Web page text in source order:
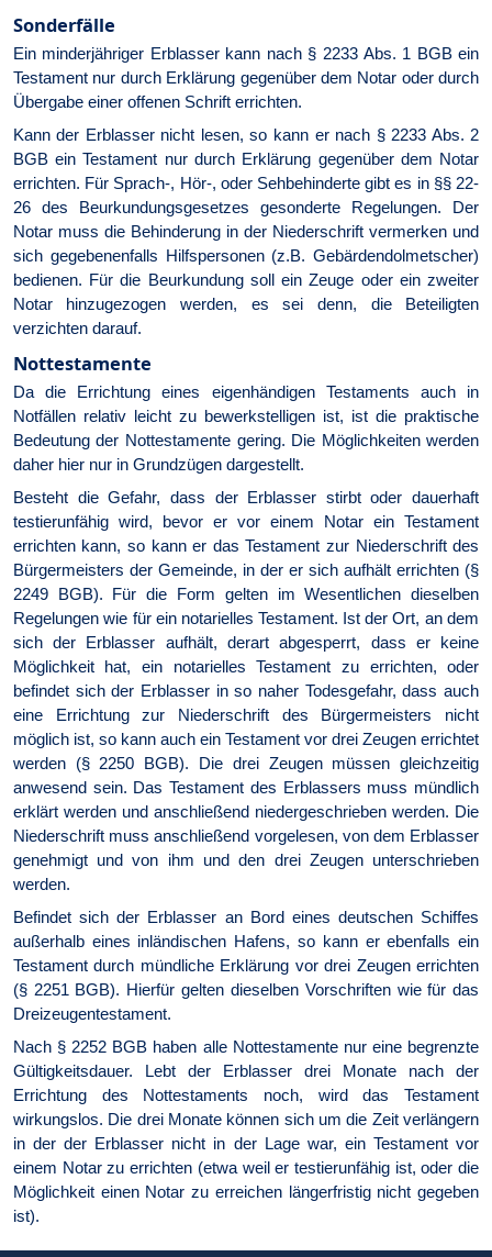
Sonderfälle
Ein minderjähriger Erblasser kann nach § 2233 Abs. 1 BGB ein
Testament nur durch Erklärung gegenüber dem Notar oder durch
Übergabe einer offenen Schrift errichten.
Kann der Erblasser nicht lesen, so kann er nach § 2233 Abs. 2
BGB ein Testament nur durch Erklärung gegenüber dem Notar
errichten. Für Sprach-, Hör-, oder Sehbehinderte gibt es in §§ 22-
26 des Beurkundungsgesetzes gesonderte Regelungen. Der
Notar muss die Behinderung in der Niederschrift vermerken und
sich gegebenenfalls Hilfspersonen (z.B. Gebärdendolmetscher)
bedienen. Für die Beurkundung soll ein Zeuge oder ein zweiter
Notar hinzugezogen werden, es sei denn, die Beteiligten
verzichten darauf.
Nottestamente
Da die Errichtung eines eigenhändigen Testaments auch in
Notfällen relativ leicht zu bewerkstelligen ist, ist die praktische
Bedeutung der Nottestamente gering. Die Möglichkeiten werden
daher hier nur in Grundzügen dargestellt.
Besteht die Gefahr, dass der Erblasser stirbt oder dauerhaft
testierunfähig wird, bevor er vor einem Notar ein Testament
errichten kann, so kann er das Testament zur Niederschrift des
Bürgermeisters der Gemeinde, in der er sich aufhält errichten (§
2249 BGB). Für die Form gelten im Wesentlichen dieselben
Regelungen wie für ein notarielles Testament. Ist der Ort, an dem
sich der Erblasser aufhält, derart abgesperrt, dass er keine
Möglichkeit hat, ein notarielles Testament zu errichten, oder
befindet sich der Erblasser in so naher Todesgefahr, dass auch
eine Errichtung zur Niederschrift des Bürgermeisters nicht
möglich ist, so kann auch ein Testament vor drei Zeugen errichtet
werden (§ 2250 BGB). Die drei Zeugen müssen gleichzeitig
anwesend sein. Das Testament des Erblassers muss mündlich
erklärt werden und anschließend niedergeschrieben werden. Die
Nieder­schrift muss anschließend vorgelesen, von dem Erblasser
genehmigt und von ihm und den drei Zeugen unterschrieben
werden.
Befindet sich der Erblasser an Bord eines deutschen Schiffes
außerhalb eines inländischen Hafens, so kann er ebenfalls ein
Testament durch mündliche Erklärung vor drei Zeugen errichten
(§ 2251 BGB). Hierfür gelten dieselben Vorschriften wie für das
Dreizeugentestament.
Nach § 2252 BGB haben alle Nottestamente nur eine begrenzte
Gültigkeitsdauer. Lebt der Erblasser drei Monate nach der
Errichtung des Nottestaments noch, wird das Testament
wirkungslos. Die drei Monate können sich um die Zeit verlängern
in der der Erblasser nicht in der Lage war, ein Testament vor
einem Notar zu errichten (etwa weil er testierunfähig ist, oder die
Möglichkeit einen Notar zu erreichen längerfristig nicht gegeben
ist).